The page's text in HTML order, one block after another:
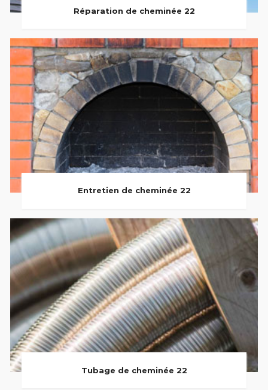
Réparation de cheminée 22
Entretien de cheminée 22
Tubage de cheminée 22